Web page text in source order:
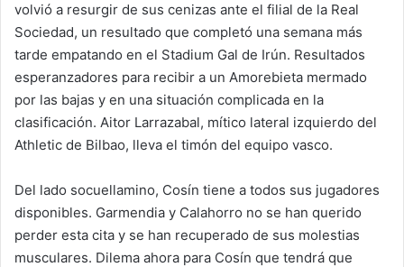
volvió a resurgir de sus cenizas ante el filial de la Real
Sociedad, un resultado que completó una semana más
tarde empatando en el Stadium Gal de Irún. Resultados
esperanzadores para recibir a un Amorebieta mermado
por las bajas y en una situación complicada en la
clasificación. Aitor Larrazabal, mítico lateral izquierdo del
Athletic de Bilbao, lleva el timón del equipo vasco.
Del lado socuellamino, Cosín tiene a todos sus jugadores
disponibles. Garmendia y Calahorro no se han querido
perder esta cita y se han recuperado de sus molestias
musculares. Dilema ahora para Cosín que tendrá que